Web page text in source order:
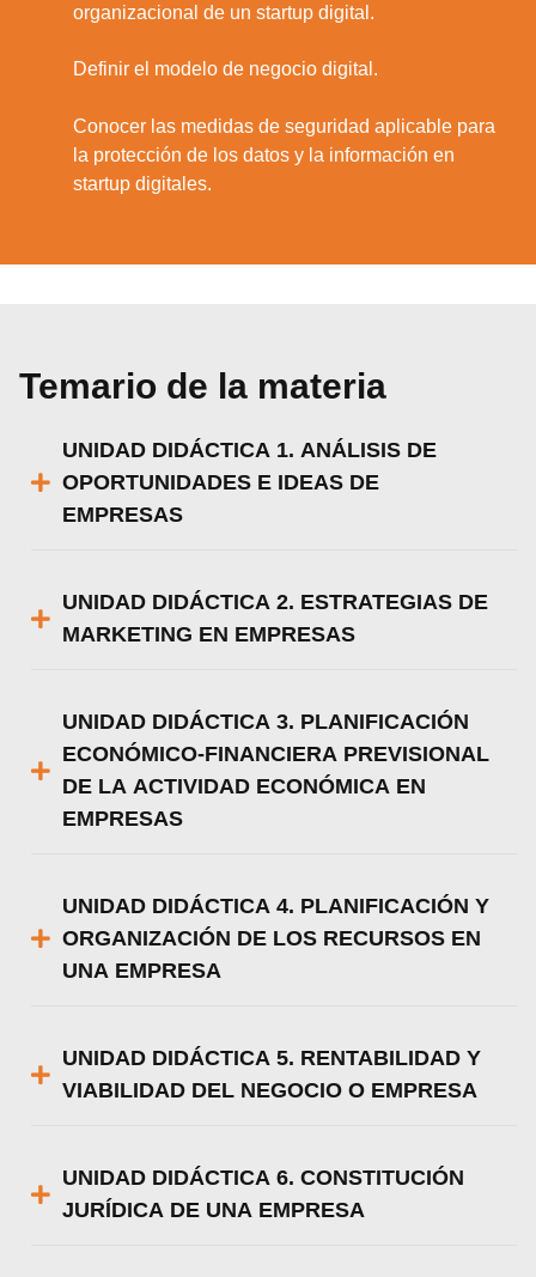
organizacional de un startup digital.
Definir el modelo de negocio digital.
Conocer las medidas de seguridad aplicable para
la protección de los datos y la información en
startup digitales.
Temario de la materia
UNIDAD DIDÁCTICA 1. ANÁLISIS DE
OPORTUNIDADES E IDEAS DE
EMPRESAS
UNIDAD DIDÁCTICA 2. ESTRATEGIAS DE
MARKETING EN EMPRESAS
UNIDAD DIDÁCTICA 3. PLANIFICACIÓN
ECONÓMICO-FINANCIERA PREVISIONAL
DE LA ACTIVIDAD ECONÓMICA EN
EMPRESAS
UNIDAD DIDÁCTICA 4. PLANIFICACIÓN Y
ORGANIZACIÓN DE LOS RECURSOS EN
UNA EMPRESA
UNIDAD DIDÁCTICA 5. RENTABILIDAD Y
VIABILIDAD DEL NEGOCIO O EMPRESA
UNIDAD DIDÁCTICA 6. CONSTITUCIÓN
JURÍDICA DE UNA EMPRESA